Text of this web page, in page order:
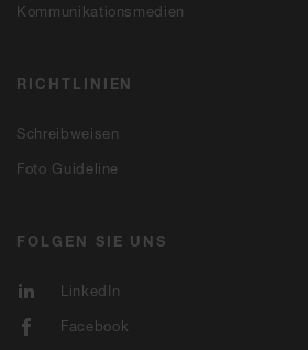
Kommunikationsmedien
RICHTLINIEN
Schreibweisen
Foto Guideline
FOLGEN SIE UNS
LinkedIn
Facebook